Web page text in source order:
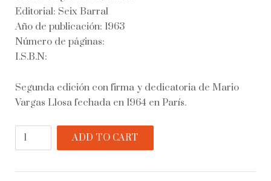
Editorial: Seix Barral
Año de publicación: 1963
Número de páginas:
I.S.B.N:
Segunda edición con firma y dedicatoria de Mario
Vargas Llosa fechada en 1964 en París.
los
ADD TO CART